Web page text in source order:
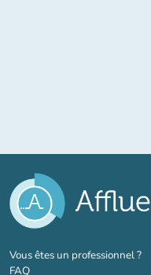
Vous êtes un professionnel ?
FAQ